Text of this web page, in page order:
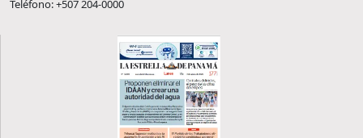
Teléfono: +507 204-0000